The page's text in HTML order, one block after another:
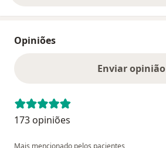
Opiniões
Enviar opinião
173 opiniões
Mais mencionado pelos pacientes